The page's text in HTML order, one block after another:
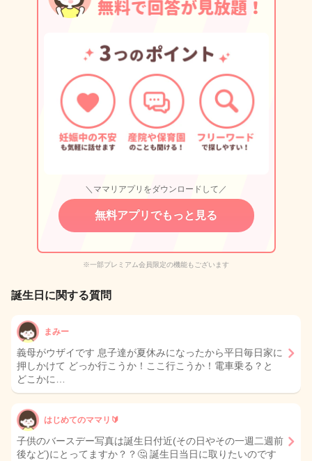
＼ママリアプリをダウンロードして／
無料アプリでもっと見る
※一部プレミアム会員限定の機能もございます
誕生日に関する質問
まみー
義母がウザイです 息子達が夏休みになったから平日毎日家に
押しかけて どっか行こうか！ここ行こうか！電車乗る？と
どこかに…
はじめてのママリ🔰
子供のバースデー写真は誕生日付近(その日やその一週二週前
後など)にとってますか？？🤔 誕生日当日に取りたいのです